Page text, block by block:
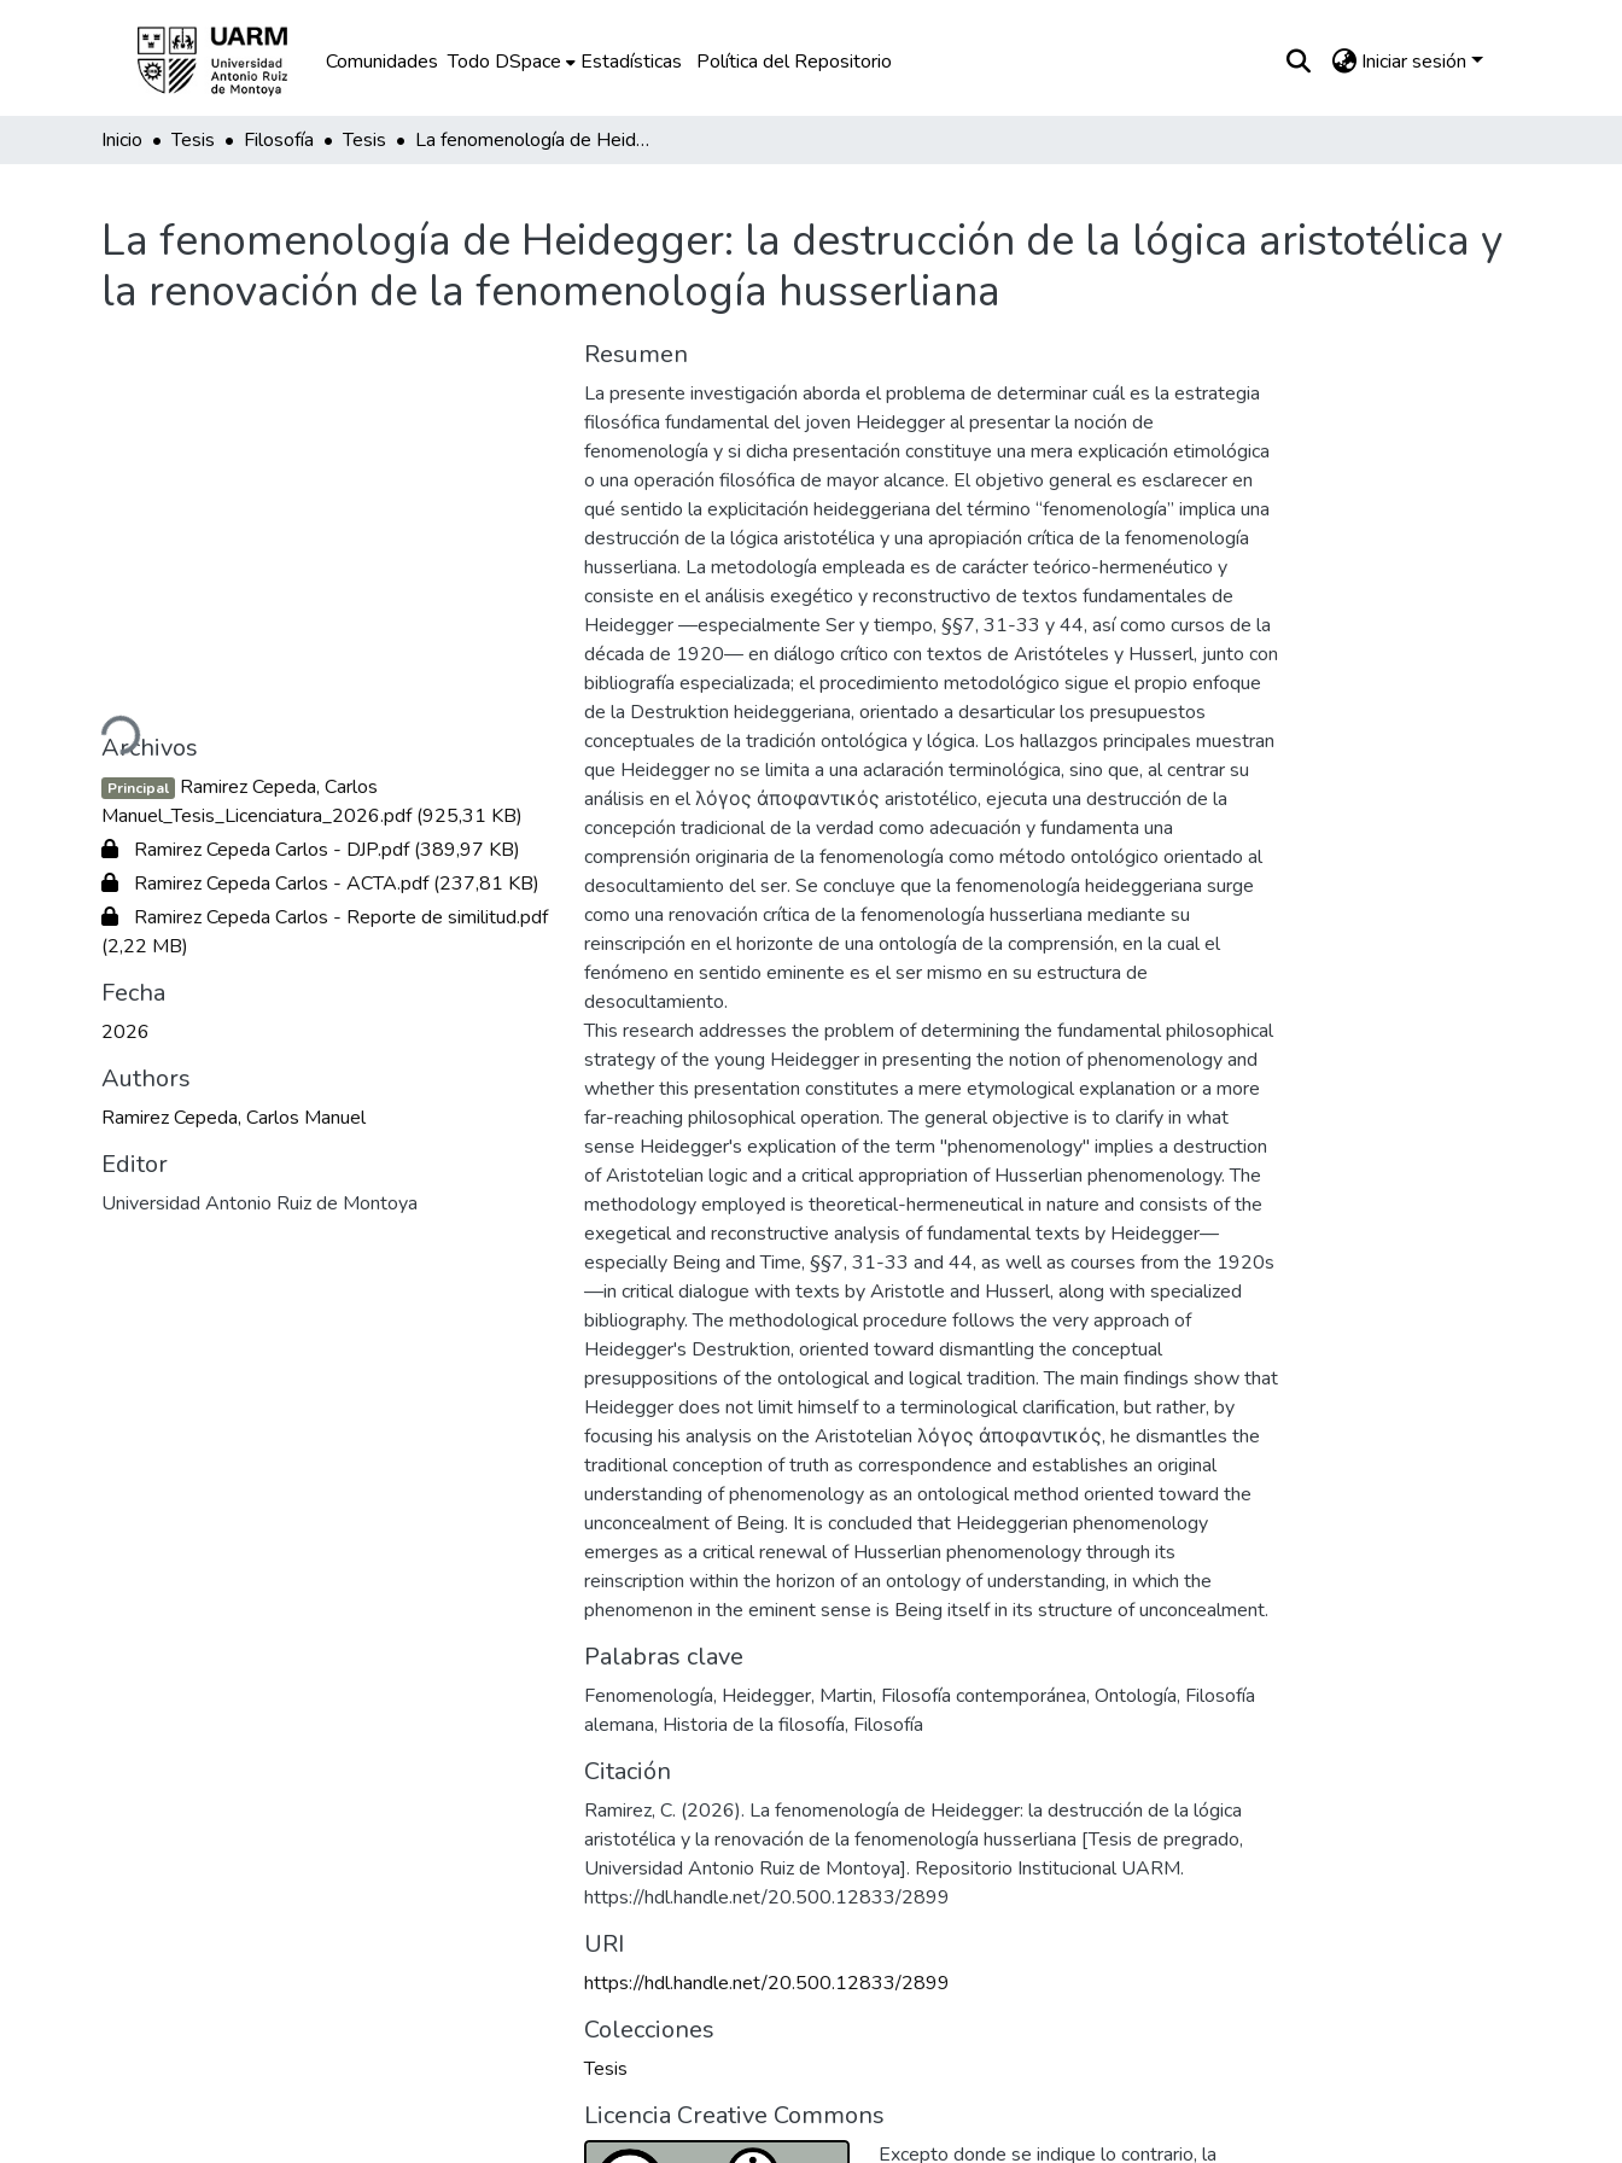
Comunidades Todo DSpace Estadísticas Política del Repositorio Iniciar sesión
Inicio Tesis Filosofía Tesis La fenomenología de Heidegger: la destrucción de la lógica aristotélica y la renovación de la fenomenología husserliana
La fenomenología de Heidegger: la destrucción de la lógica aristotélica y
la renovación de la fenomenología husserliana
Cargando...
Archivos
Principal Ramirez Cepeda, Carlos
Manuel_Tesis_Licenciatura_2026.pdf(925,31 KB)
Ramirez Cepeda Carlos - DJP.pdf(389,97 KB)
Ramirez Cepeda Carlos - ACTA.pdf(237,81 KB)
Ramirez Cepeda Carlos - Reporte de similitud.pdf
(2,22 MB)
Fecha
2026
Authors
Ramirez Cepeda, Carlos Manuel
Editor
Universidad Antonio Ruiz de Montoya
Resumen
La presente investigación aborda el problema de determinar cuál es la estrategia
filosófica fundamental del joven Heidegger al presentar la noción de
fenomenología y si dicha presentación constituye una mera explicación etimológica
o una operación filosófica de mayor alcance. El objetivo general es esclarecer en
qué sentido la explicitación heideggeriana del término “fenomenología” implica una
destrucción de la lógica aristotélica y una apropiación crítica de la fenomenología
husserliana. La metodología empleada es de carácter teórico-hermenéutico y
consiste en el análisis exegético y reconstructivo de textos fundamentales de
Heidegger —especialmente Ser y tiempo, §§7, 31-33 y 44, así como cursos de la
década de 1920— en diálogo crítico con textos de Aristóteles y Husserl, junto con
bibliografía especializada; el procedimiento metodológico sigue el propio enfoque
de la Destruktion heideggeriana, orientado a desarticular los presupuestos
conceptuales de la tradición ontológica y lógica. Los hallazgos principales muestran
que Heidegger no se limita a una aclaración terminológica, sino que, al centrar su
análisis en el λόγος ἀποφαντικός aristotélico, ejecuta una destrucción de la
concepción tradicional de la verdad como adecuación y fundamenta una
comprensión originaria de la fenomenología como método ontológico orientado al
desocultamiento del ser. Se concluye que la fenomenología heideggeriana surge
como una renovación crítica de la fenomenología husserliana mediante su
reinscripción en el horizonte de una ontología de la comprensión, en la cual el
fenómeno en sentido eminente es el ser mismo en su estructura de
desocultamiento.
This research addresses the problem of determining the fundamental philosophical
strategy of the young Heidegger in presenting the notion of phenomenology and
whether this presentation constitutes a mere etymological explanation or a more
far-reaching philosophical operation. The general objective is to clarify in what
sense Heidegger's explication of the term "phenomenology" implies a destruction
of Aristotelian logic and a critical appropriation of Husserlian phenomenology. The
methodology employed is theoretical-hermeneutical in nature and consists of the
exegetical and reconstructive analysis of fundamental texts by Heidegger—
especially Being and Time, §§7, 31-33 and 44, as well as courses from the 1920s
—in critical dialogue with texts by Aristotle and Husserl, along with specialized
bibliography. The methodological procedure follows the very approach of
Heidegger's Destruktion, oriented toward dismantling the conceptual
presuppositions of the ontological and logical tradition. The main findings show that
Heidegger does not limit himself to a terminological clarification, but rather, by
focusing his analysis on the Aristotelian λόγος ἀποφαντικός, he dismantles the
traditional conception of truth as correspondence and establishes an original
understanding of phenomenology as an ontological method oriented toward the
unconcealment of Being. It is concluded that Heideggerian phenomenology
emerges as a critical renewal of Husserlian phenomenology through its
reinscription within the horizon of an ontology of understanding, in which the
phenomenon in the eminent sense is Being itself in its structure of unconcealment.
Palabras clave
Fenomenología, Heidegger, Martin, Filosofía contemporánea, Ontología, Filosofía
alemana, Historia de la filosofía, Filosofía
Citación
Ramirez, C. (2026). La fenomenología de Heidegger: la destrucción de la lógica
aristotélica y la renovación de la fenomenología husserliana [Tesis de pregrado,
Universidad Antonio Ruiz de Montoya]. Repositorio Institucional UARM.
https://hdl.handle.net/20.500.12833/2899
URI
https://hdl.handle.net/20.500.12833/2899
Colecciones
Tesis
Licencia Creative Commons
Excepto donde se indique lo contrario, la